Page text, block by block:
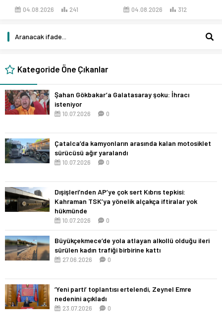
04.08.2026 241 04.08.2026 312
Kategoride Öne Çıkanlar
Şahan Gökbakar’a Galatasaray şoku: İhracı
isteniyor
10.07.2026 0
Çatalca’da kamyonların arasında kalan motosiklet
sürücüsü ağır yaralandı
10.07.2026 0
Dışişleri’nden AP’ye çok sert Kıbrıs tepkisi:
Kahraman TSK’ya yönelik alçakça iftiralar yok
hükmünde
10.07.2026 0
Büyükçekmece’de yola atlayan alkollü olduğu ileri
sürülen kadın trafiği birbirine kattı
27.06.2026 0
‘Yeni parti’ toplantısı ertelendi, Zeynel Emre
nedenini açıkladı
23.07.2026 0